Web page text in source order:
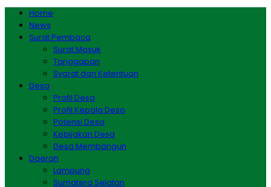
Home
News
Surat Pembaca
Surat Masuk
Tanggapan
Syarat dan Ketentuan
Desa
Profil Desa
Profil Kepala Desa
Potensi Desa
Kebijakan Desa
Desa Membangun
Daerah
Lampung
Sumatera Selatan